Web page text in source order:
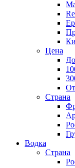
Цена
Страна
Водка
Страна